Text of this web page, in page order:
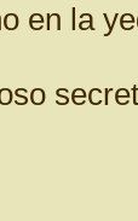
en la